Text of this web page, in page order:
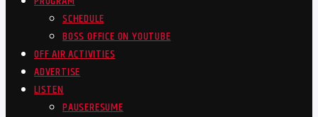
SCHEDULE
BOSS OFFICE ON YOUTUBE
OFF AIR ACTIVITIES
ADVERTISE
LISTEN
PAUSERESUME